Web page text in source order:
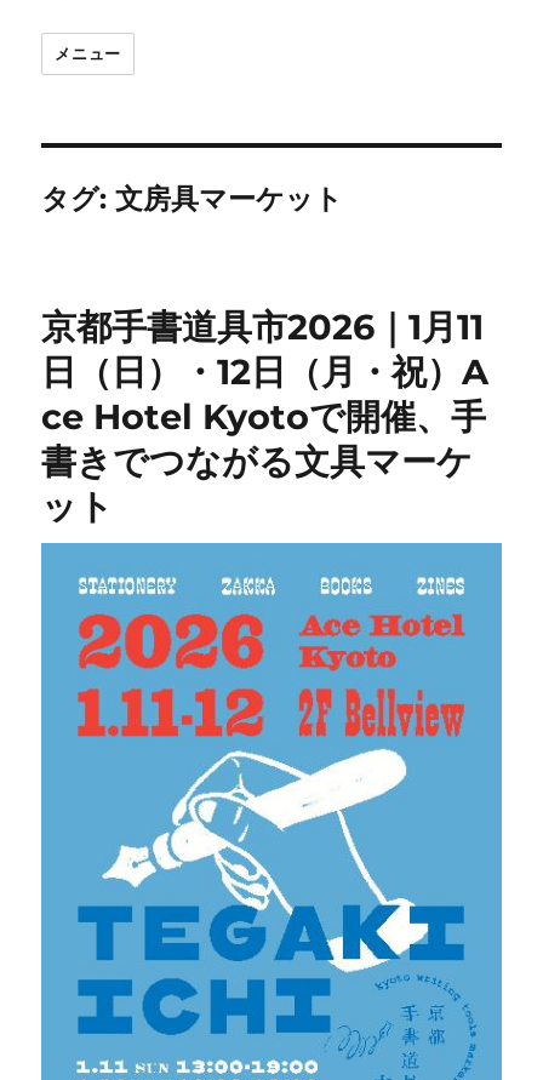
メニュー
タグ:文房具マーケット
京都手書道具市2026｜1月11
日（日）・12日（月・祝）A
ce Hotel Kyotoで開催、手
書きでつながる文具マーケ
ット